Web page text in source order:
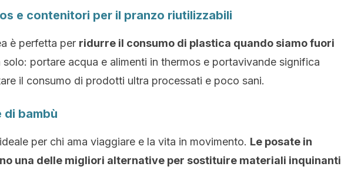
e contenitori per il pranzo riutilizzabili
è perfetta per ridurre il consumo di plastica quando siamo fuori
solo: portare acqua e alimenti in thermos e portavivande significa
il consumo di prodotti ultra processati e poco sani.
di bambù
per chi ama viaggiare e la vita in movimento. Le posate in
una delle migliori alternative per sostituire materiali inquinanti